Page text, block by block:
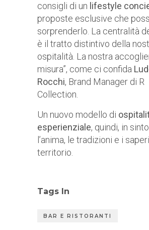
consigli di un lifestyle
proposte esclusive che
sorprenderlo. La centralità
è il tratto distintivo della
ospitalità. La nostra
misura”, come ci confida
Rocchi, Brand Manager di R
Collection.
Un nuovo modello di
esperienziale, quindi, in
l’anima, le tradizioni e i
territorio.
Tags In
BAR E RISTORANTI